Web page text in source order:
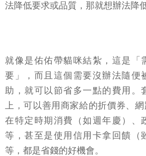
法降低要求或品質，那就想辦法降
就像是佑佑帶貓咪結紮，這是「
要」，而且這個需要沒辦法隨便
助，就可以節省多一點的費用。
上，可以善用商家給的折價券、網
在特定時期消費（如週年慶）、
等，甚至是使用信用卡拿回饋（
等，都是省錢的好機會。